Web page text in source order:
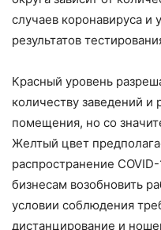
случаев коронавируса и
результатов
Красный уровень
количеству заведений и
помещения, но со
Желтый цвет
распространение
бизнесам возобновить
условии соблюдения
дистанцирование и